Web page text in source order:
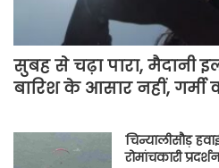
सुबह से चढ़ा पारा, मैदानी
बारिश के आसार नहीं, गर्मी
चिन्यालीसौड़
रोमांचकारी प्रदर्शन